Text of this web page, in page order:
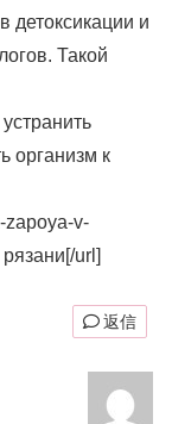
детоксикации и
Такой
организм к
zapoya-v-
url]
返信